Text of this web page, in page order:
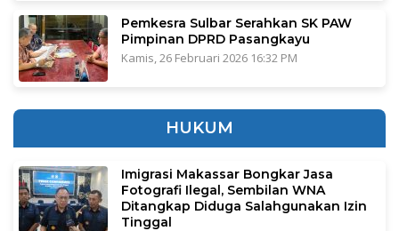
Pemkesra Sulbar Serahkan SK PAW
Pimpinan DPRD Pasangkayu
Kamis, 26 Februari 2026 16:32 PM
HUKUM
Imigrasi Makassar Bongkar Jasa
Fotografi Ilegal, Sembilan WNA
Ditangkap Diduga Salahgunakan Izin
Tinggal